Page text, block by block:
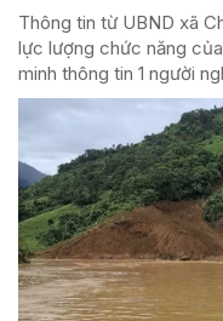
Thông tin từ UBND xã
lực lượng chức năng
minh thông tin 1 người